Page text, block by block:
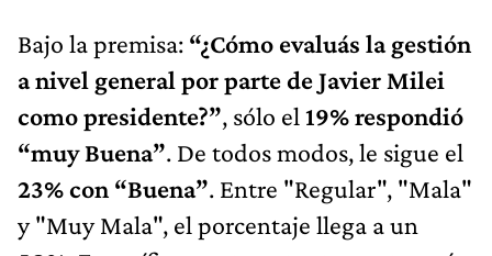
Bajo la premisa: “¿Cómo evaluás la gestión
a nivel general por parte de Javier Milei
como presidente?”, sólo el 19% respondió
“muy Buena”. De todos modos, le sigue el
23% con “Buena”. Entre "Regular", "Mala"
y "Muy Mala", el porcentaje llega a un